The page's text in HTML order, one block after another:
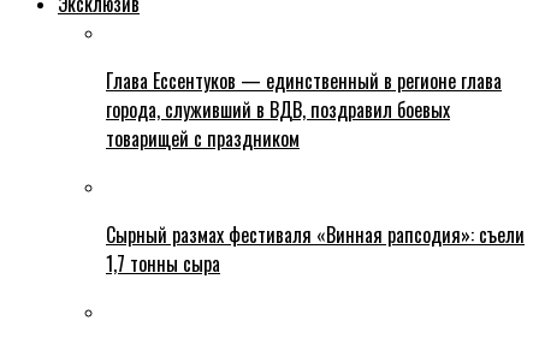
Глава Ессентуков — единственный в регионе глава
города, служивший в ВДВ, поздравил боевых
товарищей с праздником
Сырный размах фестиваля «Винная рапсодия»: съели
1,7 тонны сыра